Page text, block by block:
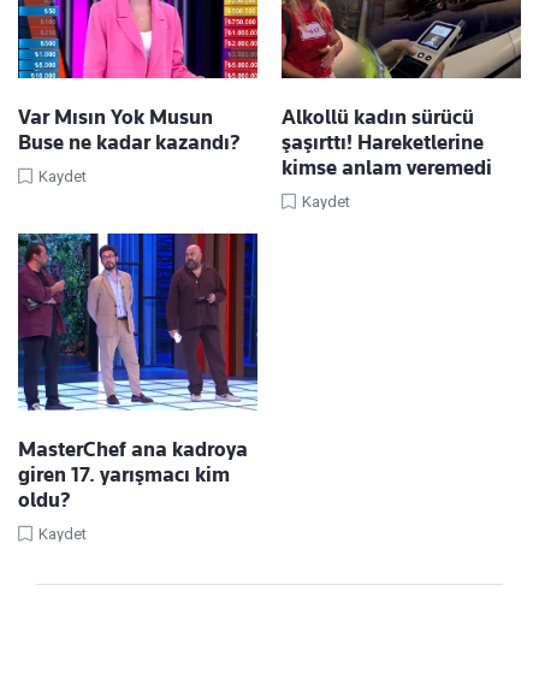
Var Mısın Yok Musun
Buse ne kadar kazandı?
Kaydet
Alkollü kadın sürücü
şaşırttı! Hareketlerine
kimse anlam veremedi
Kaydet
MasterChef ana kadroya
giren 17. yarışmacı kim
oldu?
Kaydet